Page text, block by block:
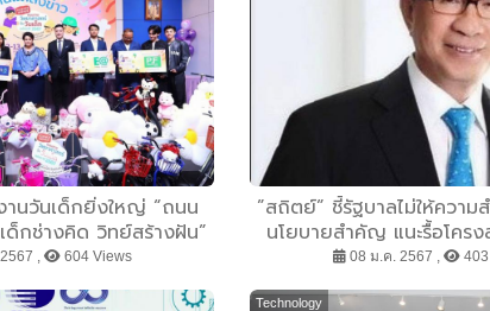
านวันเด็กยิ่งใหญ่ “ถนน
ด็กช่างคิด วิทย์สร้างฝัน”
13 ม.ค.นี้
, 604 Views
”สถิตย์” ชี้รัฐบาลไม่ให้ความ
นโยบายสำคัญ แนะรื้อโคร
ใหญ่
08 ม.ค. 2567 , 403
Technology